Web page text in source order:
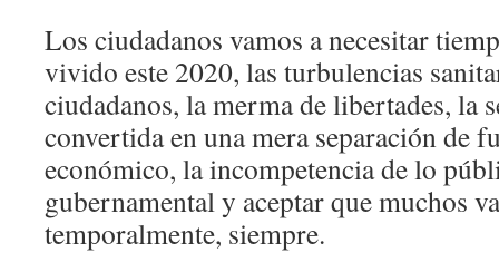
Los ciudadanos vamos a necesitar
vivido este 2020, las turbulencias
ciudadanos, la merma de libertades, la
convertida en una mera separación de
económico, la incompetencia de lo
gubernamental y aceptar que muchos
temporalmente, siempre.